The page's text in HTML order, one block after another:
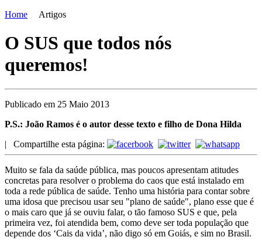
Home
Artigos
O SUS que todos nós
queremos!
Publicado em 25 Maio 2013
P.S.: João Ramos é o autor desse texto e filho de Dona Hilda
| Compartilhe esta página:
Muito se fala da saúde pública, mas poucos apresentam atitudes
concretas para resolver o problema do caos que está instalado em
toda a rede pública de saúde. Tenho uma história para contar sobre
uma idosa que precisou usar seu "plano de saúde", plano esse que é
o mais caro que já se ouviu falar, o tão famoso SUS e que, pela
primeira vez, foi atendida bem, como deve ser toda população que
depende dos ‘Cais da vida’, não digo só em Goiás, e sim no Brasil.